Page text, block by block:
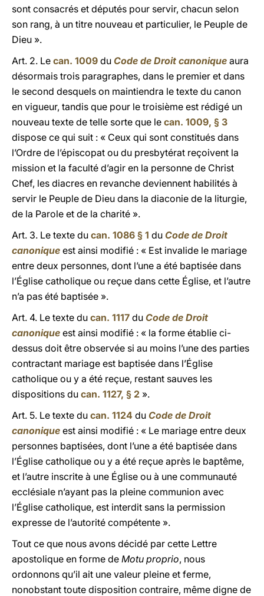
sont consacrés et députés pour servir, chacun selon
son rang, à un titre nouveau et particulier, le Peuple de
Dieu ».
Art. 2. Le can. 1009 du Code de Droit canonique aura
désormais trois paragraphes, dans le premier et dans
le second desquels on maintiendra le texte du canon
en vigueur, tandis que pour le troisième est rédigé un
nouveau texte de telle sorte que le can. 1009, § 3
dispose ce qui suit : « Ceux qui sont constitués dans
l’Ordre de l’épiscopat ou du presbytérat reçoivent la
mission et la faculté d’agir en la personne de Christ
Chef, les diacres en revanche deviennent habilités à
servir le Peuple de Dieu dans la diaconie de la liturgie,
de la Parole et de la charité ».
Art. 3. Le texte du can. 1086 § 1 du Code de Droit
canonique est ainsi modifié : « Est invalide le mariage
entre deux personnes, dont l’une a été baptisée dans
l’Église catholique ou reçue dans cette Église, et l’autre
n’a pas été baptisée ».
Art. 4. Le texte du can. 1117 du Code de Droit
canonique est ainsi modifié : « la forme établie ci-
dessus doit être observée si au moins l’une des parties
contractant mariage est baptisée dans l’Église
catholique ou y a été reçue, restant sauves les
dispositions du can. 1127, § 2 ».
Art. 5. Le texte du can. 1124 du Code de Droit
canonique est ainsi modifié : « Le mariage entre deux
personnes baptisées, dont l’une a été baptisée dans
l’Église catholique ou y a été reçue après le baptême,
et l’autre inscrite à une Église ou à une communauté
ecclésiale n’ayant pas la pleine communion avec
l’Église catholique, est interdit sans la permission
expresse de l’autorité compétente ».
Tout ce que nous avons décidé par cette Lettre
apostolique en forme de Motu proprio, nous
ordonnons qu’il ait une valeur pleine et ferme,
nonobstant toute disposition contraire, même digne de